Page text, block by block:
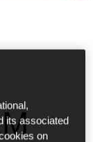
its associated
on